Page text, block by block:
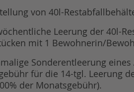
von 40l-
Leerung der 40l-
mit 1 Bewohnerin/
Sonderentleerung
für die 14-tgl. Leerung
der Monatsgebühr).